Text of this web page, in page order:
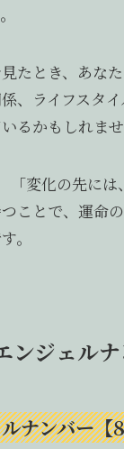
たとき、あな
、ライフスタ
るかもしれませ
「変化の先に
ことで、運命
。
ンジェル
ナンバー